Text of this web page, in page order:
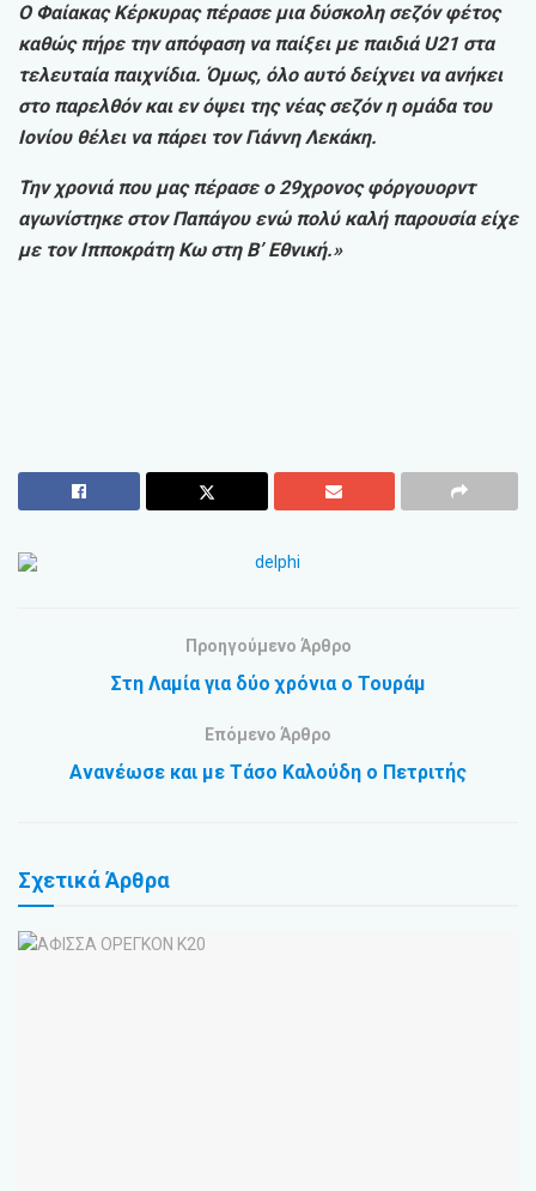
Ο Φαίακας Κέρκυρας πέρασε μια δύσκολη σεζόν φέτος
καθώς πήρε την απόφαση να παίξει με παιδιά U21 στα
τελευταία παιχνίδια. Όμως, όλο αυτό δείχνει να ανήκει
στο παρελθόν και εν όψει της νέας σεζόν η ομάδα του
Ιονίου θέλει να πάρει τον Γιάννη Λεκάκη.
Την χρονιά που μας πέρασε ο 29χρονος φόργουορντ
αγωνίστηκε στον Παπάγου ενώ πολύ καλή παρουσία είχε
με τον Ιπποκράτη Κω στη Β’ Εθνική.»
Προηγούμενο Άρθρο
Στη Λαμία για δύο χρόνια ο Τουράμ
Επόμενο Άρθρο
Ανανέωσε και με Τάσο Καλούδη ο Πετριτής
ΣχετικάΆρθρα